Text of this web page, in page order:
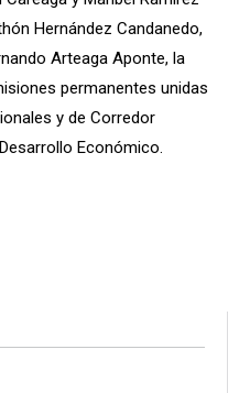
Hernández Candanedo,
Arteaga Aponte, la
permanentes unidas
y de Corredor
Económico.